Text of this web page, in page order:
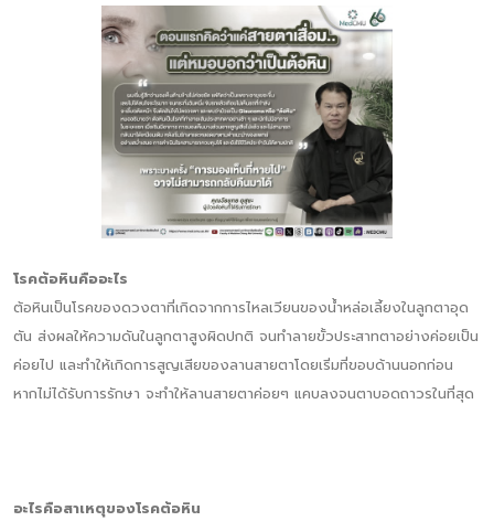
โรคต้อหินคืออะไร
ต้อหินเป็นโรคของดวงตาที่เกิดจากการไหลเวียนของน้ำหล่อเลี้ยงในลูกตาอุด
ตัน ส่งผลให้ความดันในลูกตาสูงผิดปกติ จนทำลายขั้วประสาทตาอย่างค่อยเป็น
ค่อยไป และทำให้เกิดการสูญเสียของลานสายตาโดยเริ่มที่ขอบด้านนอกก่อน
หากไม่ได้รับการรักษา จะทำให้ลานสายตาค่อยๆ แคบลงจนตาบอดถาวรในที่สุด
อะไรคือสาเหตุของโรคต้อหิน